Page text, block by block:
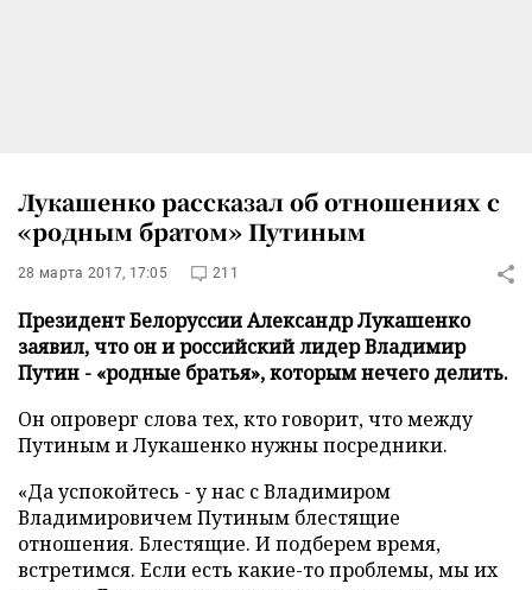
Лукашенко рассказал об отношениях с
«родным братом» Путиным
28 марта 2017, 17:05 211
Президент Белоруссии Александр Лукашенко
заявил, что он и российский лидер Владимир
Путин - «родные братья», которым нечего делить.
Он опроверг слова тех, кто говорит, что между
Путиным и Лукашенко нужны посредники.
«Да успокойтесь - у нас с Владимиром
Владимировичем Путиным блестящие
отношения. Блестящие. И подберем время,
встретимся. Если есть какие-то проблемы, мы их